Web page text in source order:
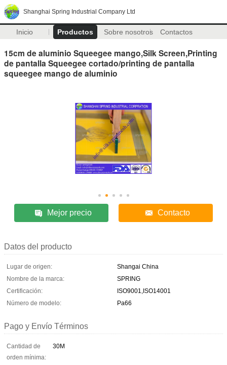
Shanghai Spring Industrial Company Ltd
Inicio Productos Sobre nosotros Contactos
15cm de aluminio Squeegee mango,Silk Screen,Printing
de pantalla Squeegee cortado/printing de pantalla
squeegee mango de aluminio
Mejor precio Contacto
Datos del producto
Lugar de origen:
Shangai China
Nombre de la marca:
SPRING
Certificación:
ISO9001,ISO14001
Número de modelo:
Pa66
Pago y Envío Términos
Cantidad de
orden mínima:
30M